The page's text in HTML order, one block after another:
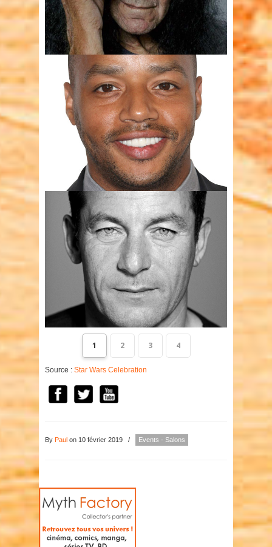
1 2 3 4
Source : Star Wars Celebration
By Paul on 10 février 2019 / Events - Salons